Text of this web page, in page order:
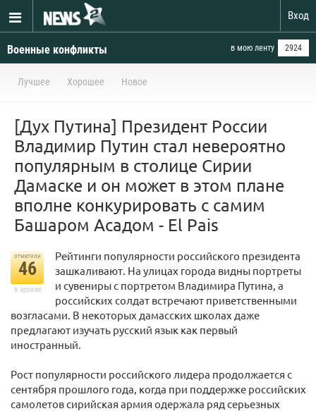
Вход
Военные конфликты в мою ленту 2924
Лучшее Хорошее Новое
[Дух Путина] Президент России
Владимир Путин стал невероятно
популярным в столице Сирии
Дамаске и он может в этом плане
вполне конкурировать с самим
Башаром Асадом - El Pais
отметили
46
в архиве
Рейтинги популярности российского президента
зашкаливают. На улицах города видны портреты
и сувениры с портретом Владимира Путина, а
российских солдат встречают приветственными
возгласами. В некоторых дамасских школах даже
предлагают изучать русский язык как первый
иностранный.
Рост популярности российского лидера продолжается с
сентября прошлого года, когда при поддержке российских
самолетов сирийская армия одержала ряд серьезных